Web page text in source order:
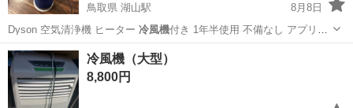
鳥取県 湖山駅
8月8日
Dyson 空気清浄機 ヒーター 冷風機付き 1年半使用 不備なし アプリ
操…
鳥取 鳥取市 湖山駅 季節、空調家電
冷風機（大型）
8,800円